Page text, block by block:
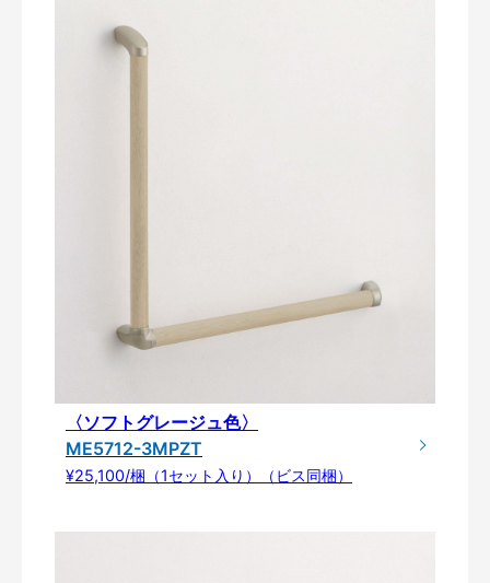
〈ソフトグレージュ色〉
ME5712-3MPZT
¥25,100/梱（1セット入り）（ビス同梱）